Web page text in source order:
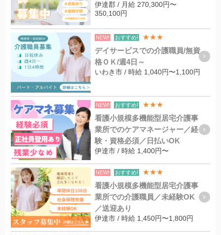
伊達郡 / 月給 270,300円〜
350,100円
NEW! おすすめ! ★★★
デイサービスでの介護職員/無資
格ＯＫ/週4日～
いわき市 / 時給 1,040円〜1,100円
NEW! おすすめ! ★★★
看護小規模多機能型居宅介護事
業所でのケアマネージャー／経
験・資格必須／日払いOK
伊達市 / 時給 1,400円〜
NEW! おすすめ! ★★★
看護小規模多機能型居宅介護事
業所での介護職員／未経験OK
／送迎あり
伊達市 / 時給 1,450円〜1,800円